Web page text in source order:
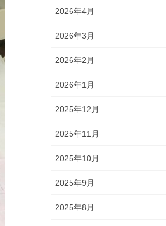
2026年4月
2026年3月
2026年2月
2026年1月
2025年12月
2025年11月
2025年10月
2025年9月
2025年8月